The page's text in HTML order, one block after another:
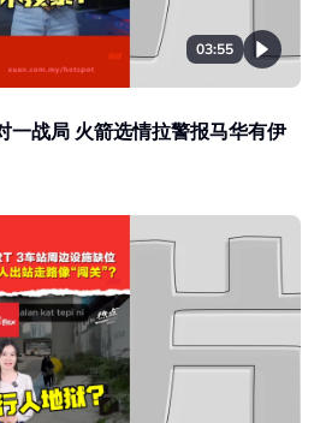
03:55
一战局 火箭选情拉警报马华有伊